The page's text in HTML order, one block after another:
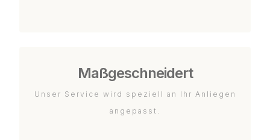
Maßgeschneidert
Unser Service wird speziell an Ihr Anliegen
angepasst.